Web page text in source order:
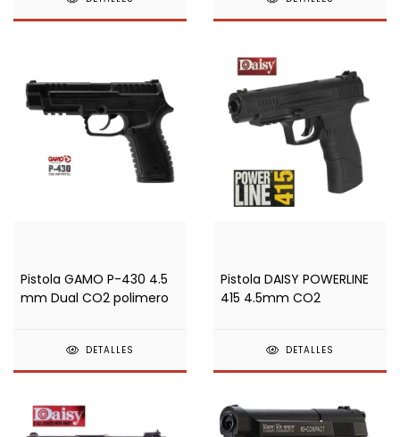
Pistola GAMO P-430 4.5
mm Dual CO2 polimero
DETALLES
Pistola DAISY POWERLINE
415 4.5mm CO2
DETALLES